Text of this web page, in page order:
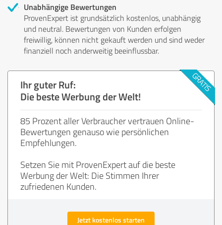
Unabhängige Bewertungen
ProvenExpert ist grundsätzlich kostenlos, unabhängig
und neutral. Bewertungen von Kunden erfolgen
freiwillig, können nicht gekauft werden und sind weder
finanziell noch anderweitig beeinflussbar.
Ihr guter Ruf:
Die beste Werbung der Welt!
85 Prozent aller Verbraucher vertrauen Online-
Bewertungen genauso wie persönlichen
Empfehlungen.
Setzen Sie mit ProvenExpert auf die beste
Werbung der Welt: Die Stimmen Ihrer
zufriedenen Kunden.
Jetzt kostenlos starten